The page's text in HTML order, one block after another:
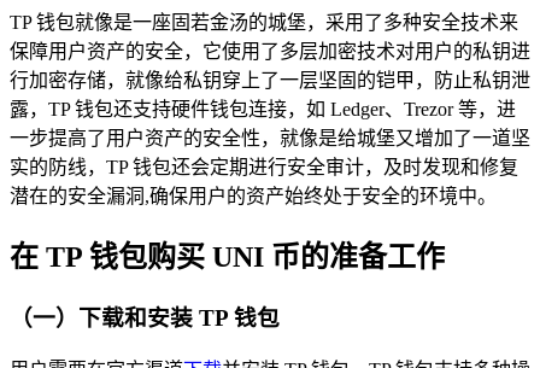
TP 钱包就像是一座固若金汤的城堡，采用了多种安全技术来
保障用户资产的安全，它使用了多层加密技术对用户的私钥进
行加密存储，就像给私钥穿上了一层坚固的铠甲，防止私钥泄
露，TP 钱包还支持硬件钱包连接，如 Ledger、Trezor 等，进
一步提高了用户资产的安全性，就像是给城堡又增加了一道坚
实的防线，TP 钱包还会定期进行安全审计，及时发现和修复
潜在的安全漏洞,确保用户的资产始终处于安全的环境中。
在 TP 钱包购买 UNI 币的准备工作
（一）下载和安装 TP 钱包